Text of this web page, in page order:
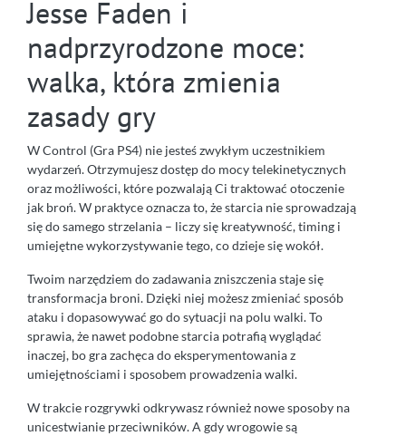
Jesse Faden i
nadprzyrodzone moce:
walka, która zmienia
zasady gry
W Control (Gra PS4) nie jesteś zwykłym uczestnikiem
wydarzeń. Otrzymujesz dostęp do mocy telekinetycznych
oraz możliwości, które pozwalają Ci traktować otoczenie
jak broń. W praktyce oznacza to, że starcia nie sprowadzają
się do samego strzelania – liczy się kreatywność, timing i
umiejętne wykorzystywanie tego, co dzieje się wokół.
Twoim narzędziem do zadawania zniszczenia staje się
transformacja broni. Dzięki niej możesz zmieniać sposób
ataku i dopasowywać go do sytuacji na polu walki. To
sprawia, że nawet podobne starcia potrafią wyglądać
inaczej, bo gra zachęca do eksperymentowania z
umiejętnościami i sposobem prowadzenia walki.
W trakcie rozgrywki odkrywasz również nowe sposoby na
unicestwianie przeciwników. A gdy wrogowie są